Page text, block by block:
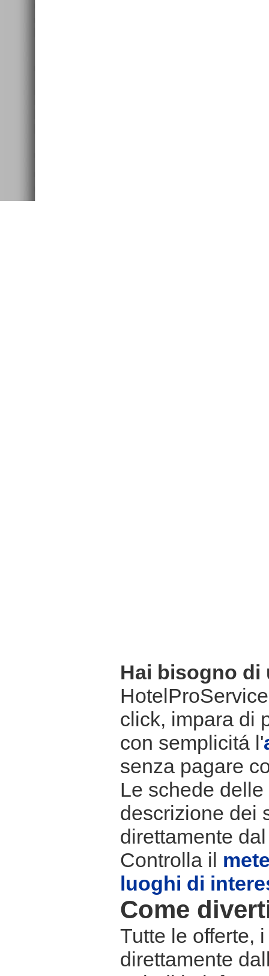
Hai bisogno di
click, impara di
con semplicitá l'
senza pagare
Le schede
descrizione dei
direttamente
Controlla il
luoghi di
Come
Tutte le offerte,
direttamente